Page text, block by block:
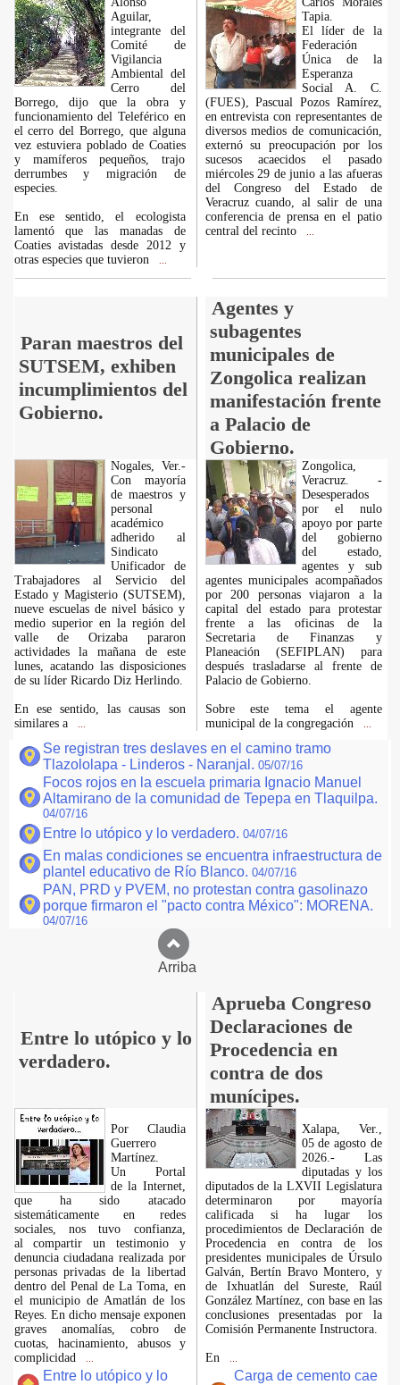
Aguilar,
integrante del
Comité de
Vigilancia
Ambiental del
Cerro del
Borrego, dijo que la obra y
funcionamiento del Teleférico en
el cerro del Borrego, que alguna
vez estuviera poblado de Coaties
y mamíferos pequeños, trajo
derrumbes y migración de
especies.
En ese sentido, el ecologista
lamentó que las manadas de
Coaties avistadas desde 2012 y
otras especies que tuvieron
Tapia.
El líder de la
Federación
Única de la
Esperanza
Social A. C.
(FUES), Pascual Pozos Ramírez,
en entrevista con representantes de
diversos medios de comunicación,
externó su preocupación por los
sucesos acaecidos el pasado
miércoles 29 de junio a las afueras
del Congreso del Estado de
Veracruz cuando, al salir de una
conferencia de prensa en el patio
central del recinto
Paran maestros del
SUTSEM, exhiben
incumplimientos del
Gobierno.
Agentes y
subagentes
municipales de
Zongolica realizan
manifestación frente
a Palacio de
Gobierno.
Nogales, Ver.-
Con mayoría
de maestros y
personal
académico
adherido al
Sindicato
Unificador de
Trabajadores al Servicio del
Estado y Magisterio (SUTSEM),
nueve escuelas de nivel básico y
medio superior en la región del
valle de Orizaba pararon
actividades la mañana de este
lunes, acatando las disposiciones
de su líder Ricardo Diz Herlindo.
En ese sentido, las causas son
similares a
Zongolica,
Veracruz. -
Desesperados
por el nulo
apoyo por parte
del gobierno
del estado,
agentes y sub
agentes municipales acompañados
por 200 personas viajaron a la
capital del estado para protestar
frente a las oficinas de la
Secretaria de Finanzas y
Planeación (SEFIPLAN) para
después trasladarse al frente de
Palacio de Gobierno.
Sobre este tema el agente
municipal de la congregación
Se registran tres deslaves en el camino tramo
Tlazololapa - Linderos - Naranjal. 05/07/16
Focos rojos en la escuela primaria Ignacio Manuel
Altamirano de la comunidad de Tepepa en Tlaquilpa.
04/07/16
Entre lo utópico y lo verdadero. 04/07/16
En malas condiciones se encuentra infraestructura de
plantel educativo de Río Blanco. 04/07/16
PAN, PRD y PVEM, no protestan contra gasolinazo
porque firmaron el "pacto contra México": MORENA.
04/07/16
Arriba
Entre lo utópico y lo
verdadero.
Aprueba Congreso
Declaraciones de
Procedencia en
contra de dos
munícipes.
Por Claudia
Guerrero
Martínez.
​Un Portal
de la Internet,
que ha sido atacado
sistemáticamente en redes
sociales, nos tuvo confianza,
al compartir un testimonio y
denuncia ciudadana realizada por
personas privadas de la libertad
dentro del Penal de La Toma, en
el municipio de Amatlán de los
Reyes. En dicho mensaje exponen
graves anomalías, cobro de
cuotas, hacinamiento, abusos y
complicidad
Entre lo utópico y lo
Xalapa, Ver.,
05 de agosto de
2026.- Las
diputadas y los
diputados de la LXVII Legislatura
determinaron por mayoría
calificada si ha lugar los
procedimientos de Declaración de
Procedencia en contra de los
presidentes municipales de Úrsulo
Galván, Bertín Bravo Montero, y
de Ixhuatlán del Sureste, Raúl
González Martínez, con base en las
conclusiones presentadas por la
Comisión Permanente Instructora.
En
Carga de cemento cae